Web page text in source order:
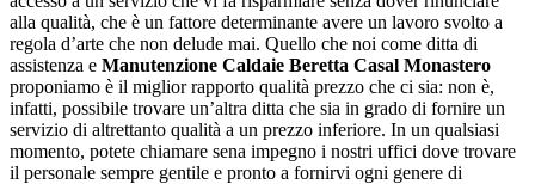
alla qualità, che è un fattore determinante avere un lavoro svolto a
regola d’arte che non delude mai. Quello che noi come ditta di
assistenza e Manutenzione Caldaie Beretta Casal Monastero
proponiamo è il miglior rapporto qualità prezzo che ci sia: non è,
infatti, possibile trovare un’altra ditta che sia in grado di fornire un
servizio di altrettanto qualità a un prezzo inferiore. In un qualsiasi
momento, potete chiamare sena impegno i nostri uffici dove trovare
il personale sempre gentile e pronto a fornirvi ogni genere di